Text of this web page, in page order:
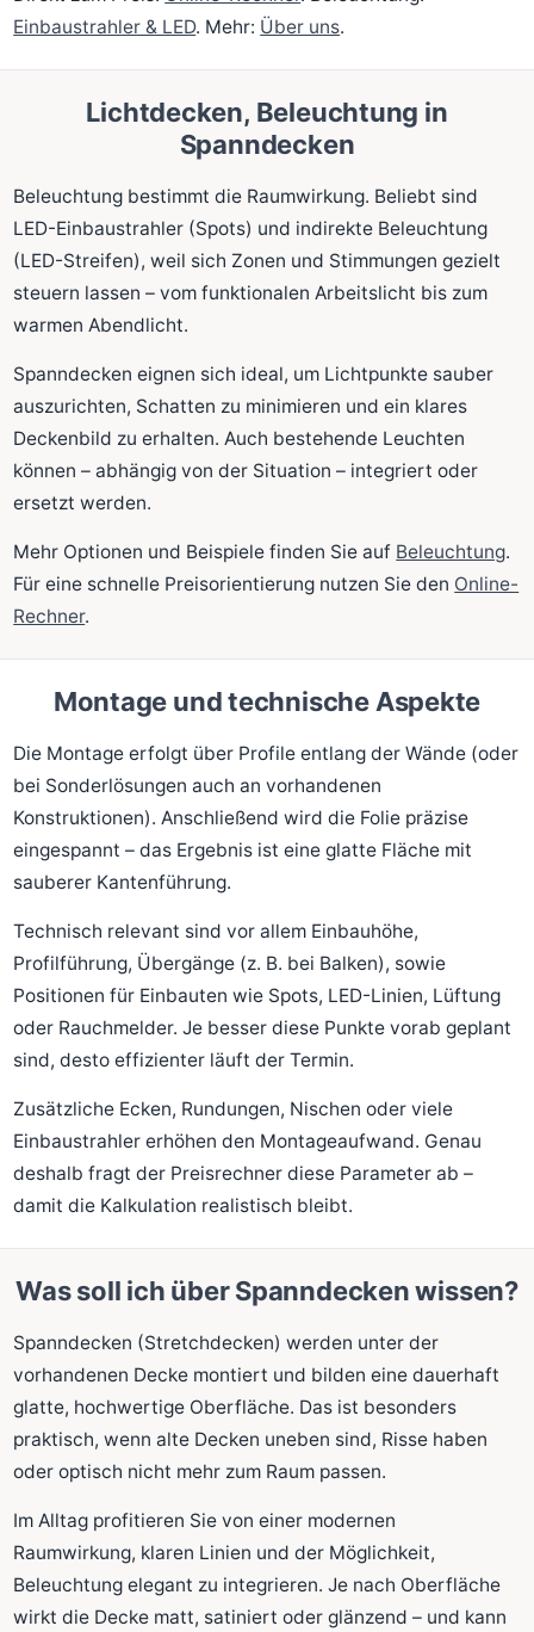
Einbaustrahler & LED. Mehr: Über uns.
Lichtdecken, Beleuchtung in
Spanndecken
Beleuchtung bestimmt die Raumwirkung. Beliebt sind
LED-Einbaustrahler (Spots) und indirekte Beleuchtung
(LED-Streifen), weil sich Zonen und Stimmungen gezielt
steuern lassen – vom funktionalen Arbeitslicht bis zum
warmen Abendlicht.
Spanndecken eignen sich ideal, um Lichtpunkte sauber
auszurichten, Schatten zu minimieren und ein klares
Deckenbild zu erhalten. Auch bestehende Leuchten
können – abhängig von der Situation – integriert oder
ersetzt werden.
Mehr Optionen und Beispiele finden Sie auf Beleuchtung.
Für eine schnelle Preisorientierung nutzen Sie den Online-
Rechner.
Montage und technische Aspekte
Die Montage erfolgt über Profile entlang der Wände (oder
bei Sonderlösungen auch an vorhandenen
Konstruktionen). Anschließend wird die Folie präzise
eingespannt – das Ergebnis ist eine glatte Fläche mit
sauberer Kantenführung.
Technisch relevant sind vor allem Einbauhöhe,
Profilführung, Übergänge (z. B. bei Balken), sowie
Positionen für Einbauten wie Spots, LED-Linien, Lüftung
oder Rauchmelder. Je besser diese Punkte vorab geplant
sind, desto effizienter läuft der Termin.
Zusätzliche Ecken, Rundungen, Nischen oder viele
Einbaustrahler erhöhen den Montageaufwand. Genau
deshalb fragt der Preisrechner diese Parameter ab –
damit die Kalkulation realistisch bleibt.
Was soll ich über Spanndecken wissen?
Spanndecken (Stretchdecken) werden unter der
vorhandenen Decke montiert und bilden eine dauerhaft
glatte, hochwertige Oberfläche. Das ist besonders
praktisch, wenn alte Decken uneben sind, Risse haben
oder optisch nicht mehr zum Raum passen.
Im Alltag profitieren Sie von einer modernen
Raumwirkung, klaren Linien und der Möglichkeit,
Beleuchtung elegant zu integrieren. Je nach Oberfläche
wirkt die Decke matt, satiniert oder glänzend – und kann